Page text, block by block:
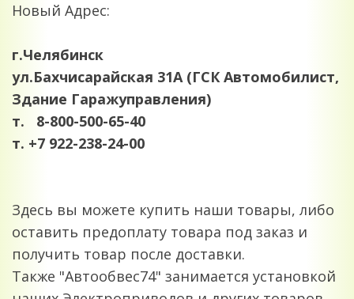
Новый Адрес:
г.Челябинск
ул.Бахчисарайская 31А (ГСК Автомобилист,
Здание Гаражуправления)
т. 8-800-500-65-40
т. +7 922-238-24-00
Здесь вы можете купить наши товары, либо
оставить предоплату товара под заказ и
получить товар после доставки.
Также "Автообвес74" занимается установкой